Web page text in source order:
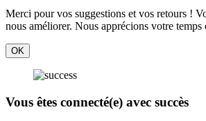
Merci pour vos suggestions et vos retours !
nous améliorer. Nous apprécions votre temps
OK
Vous êtes connecté(e) avec succès